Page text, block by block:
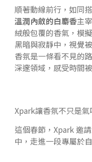
順著動線前行，如同
溫潤內斂的白麝香主
絨般包覆的香氣，模
黑暗與寂靜中，視覺
香氛是一條看不見的
深邃領域，感受時間
Xpark讓香氛不只是
這個春節，Xpark 邀
中，走進一段專屬於